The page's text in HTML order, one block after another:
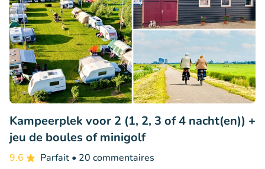
Kampeerplek voor 2 (1, 2, 3 of 4 nacht(en)) +
jeu de boules of minigolf
9.6 Parfait • 20 commentaires